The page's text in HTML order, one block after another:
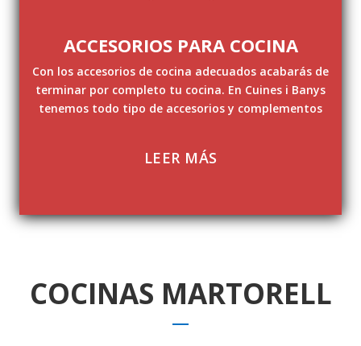
ACCESORIOS PARA COCINA
Con los accesorios de cocina adecuados acabarás de
terminar por completo tu cocina. En Cuines i Banys
tenemos todo tipo de accesorios y complementos
LEER MÁS
COCINAS MARTORELL